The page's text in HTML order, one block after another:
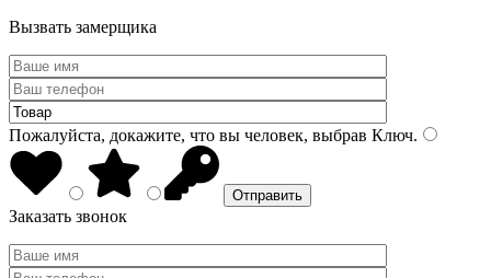
Вызвать замерщика
Пожалуйста, докажите, что вы человек, выбрав Ключ.
Заказать звонок